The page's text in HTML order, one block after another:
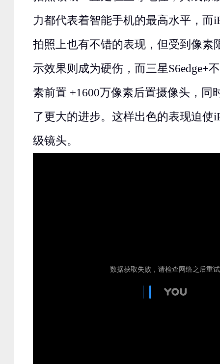
力都代表着智能手机的最高水平，而
拍照上也有不错的表现，但受到像素
示效果则成为硬伤，而三星S6edge+
素前置 +1600万像素后置摄像头，同
了更大的进步。这样出色的表现迫使
级镜头。